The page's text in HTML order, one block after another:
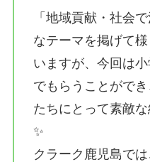
「地域貢献・社会
なテーマを掲げて
いますが、今回は
でもらうことがで
たちにとって素敵
✨
クラーク鹿児島で